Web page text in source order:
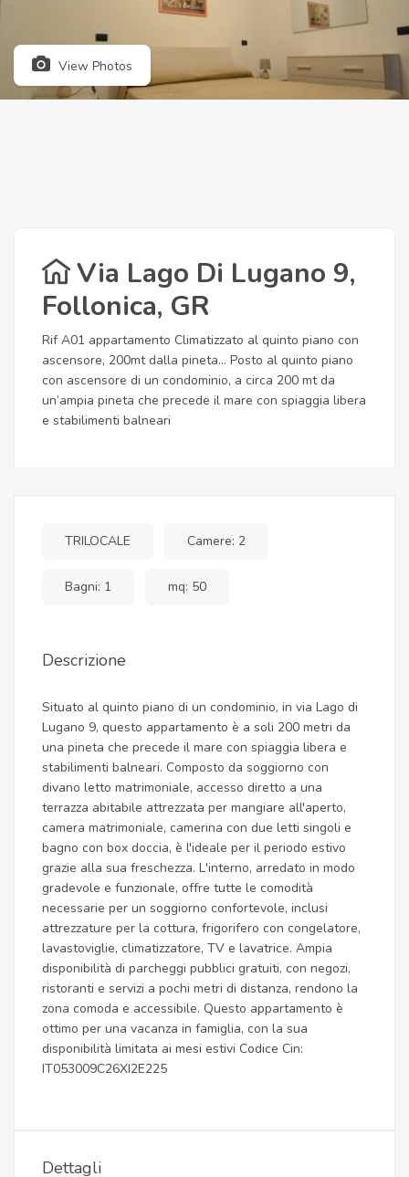
View Photos
Via Lago Di Lugano 9,
Follonica, GR
Rif A01 appartamento Climatizzato al quinto piano con
ascensore, 200mt dalla pineta... Posto al quinto piano
con ascensore di un condominio, a circa 200 mt da
un’ampia pineta che precede il mare con spiaggia libera
e stabilimenti balneari
TRILOCALE Camere: 2
Bagni: 1 mq: 50
Descrizione
Situato al quinto piano di un condominio, in via Lago di
Lugano 9, questo appartamento è a soli 200 metri da
una pineta che precede il mare con spiaggia libera e
stabilimenti balneari. Composto da soggiorno con
divano letto matrimoniale, accesso diretto a una
terrazza abitabile attrezzata per mangiare all'aperto,
camera matrimoniale, camerina con due letti singoli e
bagno con box doccia, è l'ideale per il periodo estivo
grazie alla sua freschezza. L'interno, arredato in modo
gradevole e funzionale, offre tutte le comodità
necessarie per un soggiorno confortevole, inclusi
attrezzature per la cottura, frigorifero con congelatore,
lavastoviglie, climatizzatore, TV e lavatrice. Ampia
disponibilità di parcheggi pubblici gratuiti, con negozi,
ristoranti e servizi a pochi metri di distanza, rendono la
zona comoda e accessibile. Questo appartamento è
ottimo per una vacanza in famiglia, con la sua
disponibilità limitata ai mesi estivi Codice Cin:
IT053009C26XI2E225
Dettagli